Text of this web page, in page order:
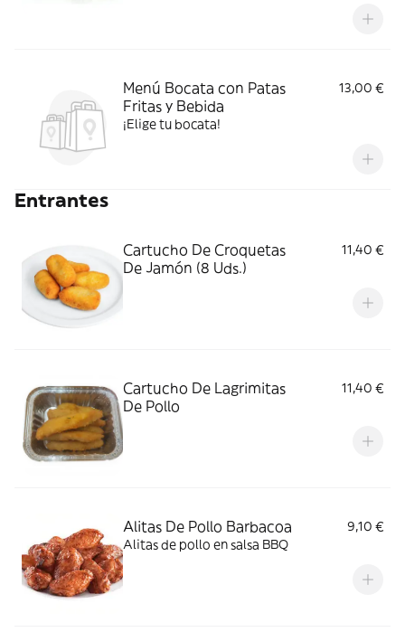
Menú Bocata con Patas
Fritas y Bebida
13,00 €
¡Elige tu bocata!
Entrantes
Cartucho De Croquetas
De Jamón (8 Uds.)
11,40 €
Cartucho De Lagrimitas
De Pollo
11,40 €
Alitas De Pollo Barbacoa
9,10 €
Alitas de pollo en salsa BBQ